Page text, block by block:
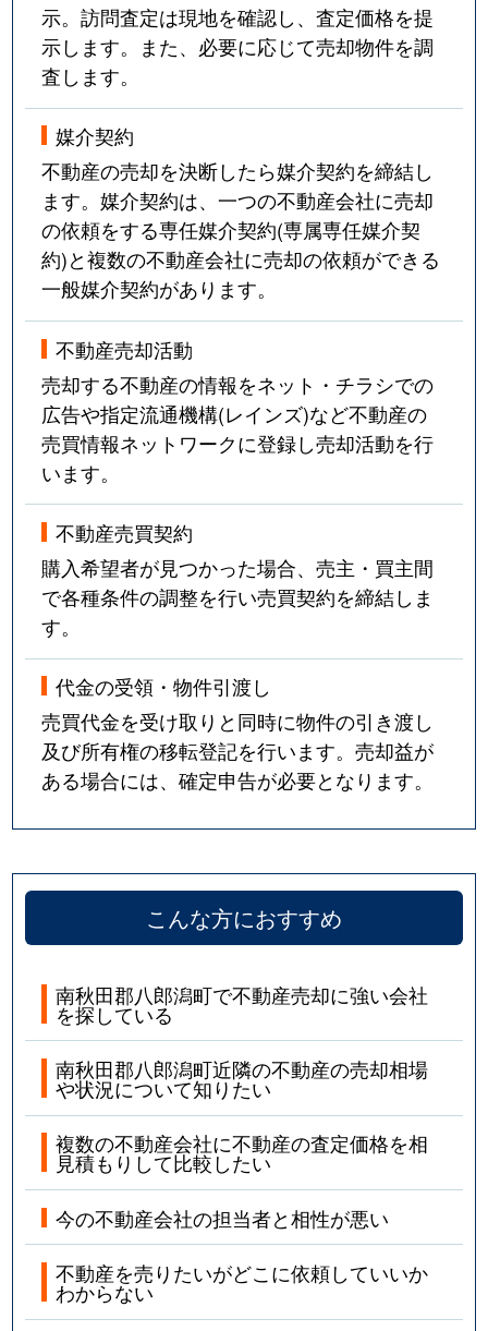
示。訪問査定は現地を確認し、査定価格を提
示します。また、必要に応じて売却物件を調
査します。
媒介契約
不動産の売却を決断したら媒介契約を締結し
ます。媒介契約は、一つの不動産会社に売却
の依頼をする専任媒介契約(専属専任媒介契
約)と複数の不動産会社に売却の依頼ができる
一般媒介契約があります。
不動産売却活動
売却する不動産の情報をネット・チラシでの
広告や指定流通機構(レインズ)など不動産の
売買情報ネットワークに登録し売却活動を行
います。
不動産売買契約
購入希望者が見つかった場合、売主・買主間
で各種条件の調整を行い売買契約を締結しま
す。
代金の受領・物件引渡し
売買代金を受け取りと同時に物件の引き渡し
及び所有権の移転登記を行います。売却益が
ある場合には、確定申告が必要となります。
こんな方におすすめ
南秋田郡八郎潟町で不動産売却に強い会社
を探している
南秋田郡八郎潟町近隣の不動産の売却相場
や状況について知りたい
複数の不動産会社に不動産の査定価格を相
見積もりして比較したい
今の不動産会社の担当者と相性が悪い
不動産を売りたいがどこに依頼していいか
わからない